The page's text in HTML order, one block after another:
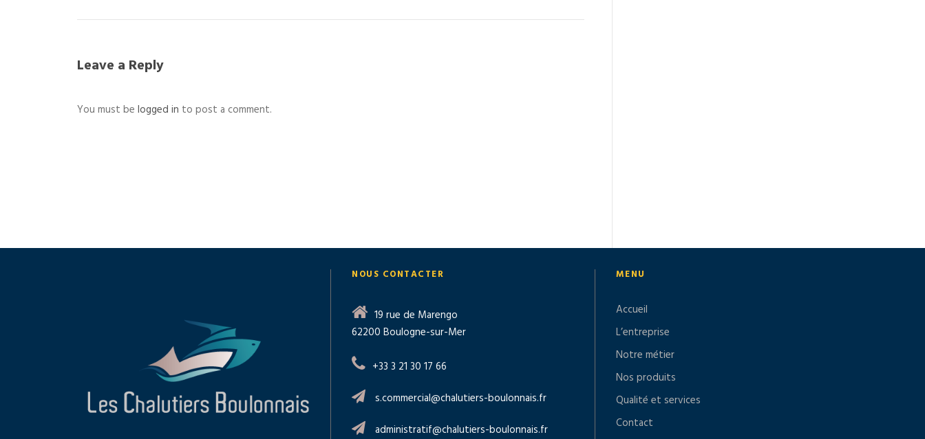
Leave a Reply
You must be logged in to post a comment.
NOUS CONTACTER
19 rue de Marengo
62200 Boulogne-sur-Mer
+33 3 21 30 17 66
s.commercial@chalutiers-boulonnais.fr
administratif@chalutiers-boulonnais.fr
MENU
Accueil
L’entreprise
Notre métier
Nos produits
Qualité et services
Contact